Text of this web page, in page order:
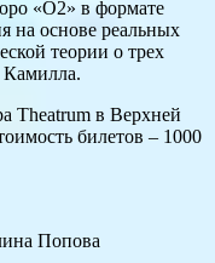
«О2» в формате
на основе реальных
теории о трех
Theatrum в Верхней
билетов – 1000
Попова